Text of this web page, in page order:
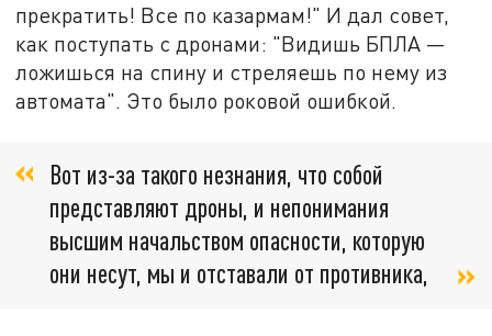
прекратить! Все по казармам!" И дал совет,
как поступать с дронами: "Видишь БПЛА —
ложишься на спину и стреляешь по нему из
автомата". Это было роковой ошибкой.
Вот из-за такого незнания, что собой
представляют дроны, и непонимания
высшим начальством опасности, которую
они несут, мы и отставали от противника,